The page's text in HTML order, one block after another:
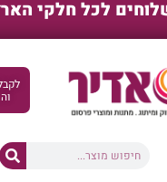
לכל חלקי